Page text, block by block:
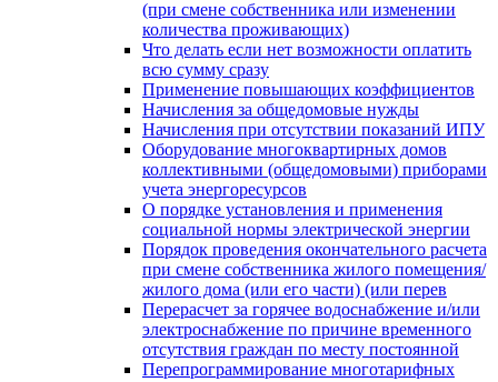
(при смене собственника или изменении
количества проживающих)
Что делать если нет возможности оплатить
всю сумму сразу
Применение повышающих коэффициентов
Начисления за общедомовые нужды
Начисления при отсутствии показаний ИПУ
Оборудование многоквартирных домов
коллективными (общедомовыми) приборами
учета энергоресурсов
О порядке установления и применения
социальной нормы электрической энергии
Порядок проведения окончательного расчета
при смене собственника жилого помещения/
жилого дома (или его части) (или перев
Перерасчет за горячее водоснабжение и/или
электроснабжение по причине временного
отсутствия граждан по месту постоянной
Перепрограммирование многотарифных